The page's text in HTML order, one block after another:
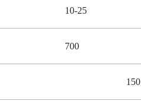
10-25
700
150